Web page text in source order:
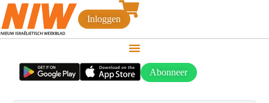
Inloggen
Abonneer